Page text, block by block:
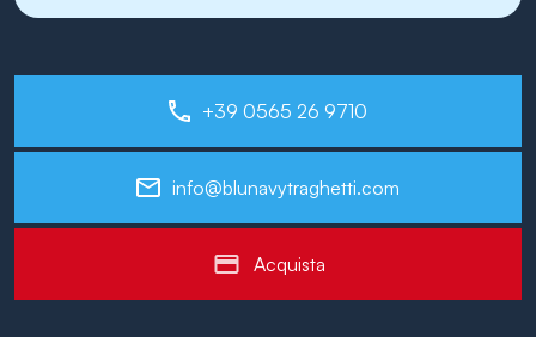
+39 0565 26 9710
info@blunavytraghetti.com
Acquista